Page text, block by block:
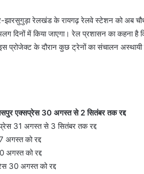
झारसुगुड़ा रेलखंड के रायगढ़ रेलवे स्टेशन को अब
में किया जाएगा। रेल प्रशासन का कहना है
प्रोजेक्ट के दौरान कुछ ट्रेनों का संचालन
एक्सप्रेस 30 अगस्त से 2 सितंबर तक रद्द
31 अगस्त से 3 सितंबर तक रद्द
को रद्द
को रद्द
30 अगस्त को रद्द